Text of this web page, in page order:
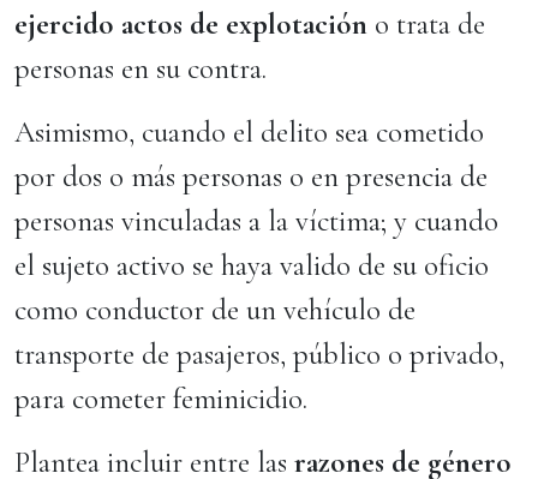
ejercido actos de explotación o trata de
personas en su contra.
Asimismo, cuando el delito sea cometido
por dos o más personas o en presencia de
personas vinculadas a la víctima; y cuando
el sujeto activo se haya valido de su oficio
como conductor de un vehículo de
transporte de pasajeros, público o privado,
para cometer feminicidio.
Plantea incluir entre las razones de género